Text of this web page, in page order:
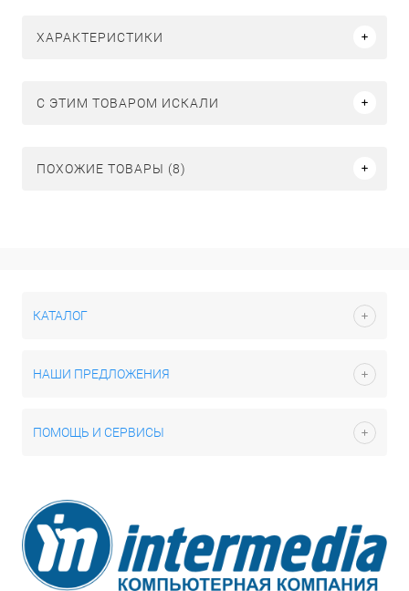
ХАРАКТЕРИСТИКИ
C ЭТИМ ТОВАРОМ ИСКАЛИ
ПОХОЖИЕ ТОВАРЫ (8)
КАТАЛОГ
НАШИ ПРЕДЛОЖЕНИЯ
ПОМОЩЬ И СЕРВИСЫ